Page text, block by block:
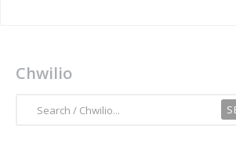
Chwilio